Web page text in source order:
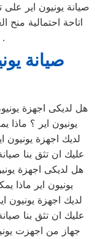
صيانة يونيون اير
اتاحة احتمالية منح
ضمن الحملات الدورية .
صيانة
يونيون اير ؟ ماذا
لديك اجهزة يونيون
عليك ان تثق بنا
هل لديكى اجهزة
يونيون اير ماذا
لديك اجهزة يونيون
عليك ان تثق بنا
جهاز من اجهزت